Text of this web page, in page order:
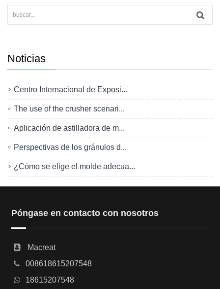
Noticias
Centro Internacional de Exposi...
The use of the crusher scenari...
Aplicación de astilladora de m...
Perspectivas de los gránulos d...
¿Cómo se elige el molde adecua...
Póngase en contacto con nosotros
Macreat
008618615207548
18615207548